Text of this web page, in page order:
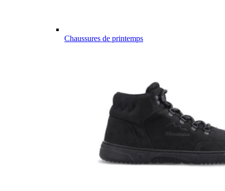
Chaussures de printemps